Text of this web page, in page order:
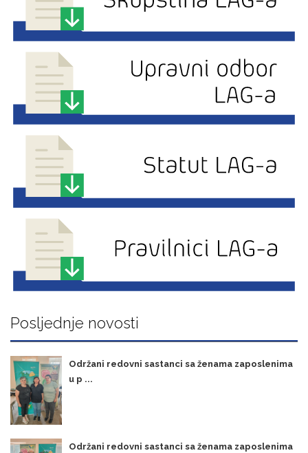
Posljednje novosti
Održani redovni sastanci sa ženama zaposlenima
u p ...
Održani redovni sastanci sa ženama zaposlenima